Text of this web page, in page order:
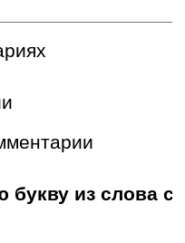
букву из слова с